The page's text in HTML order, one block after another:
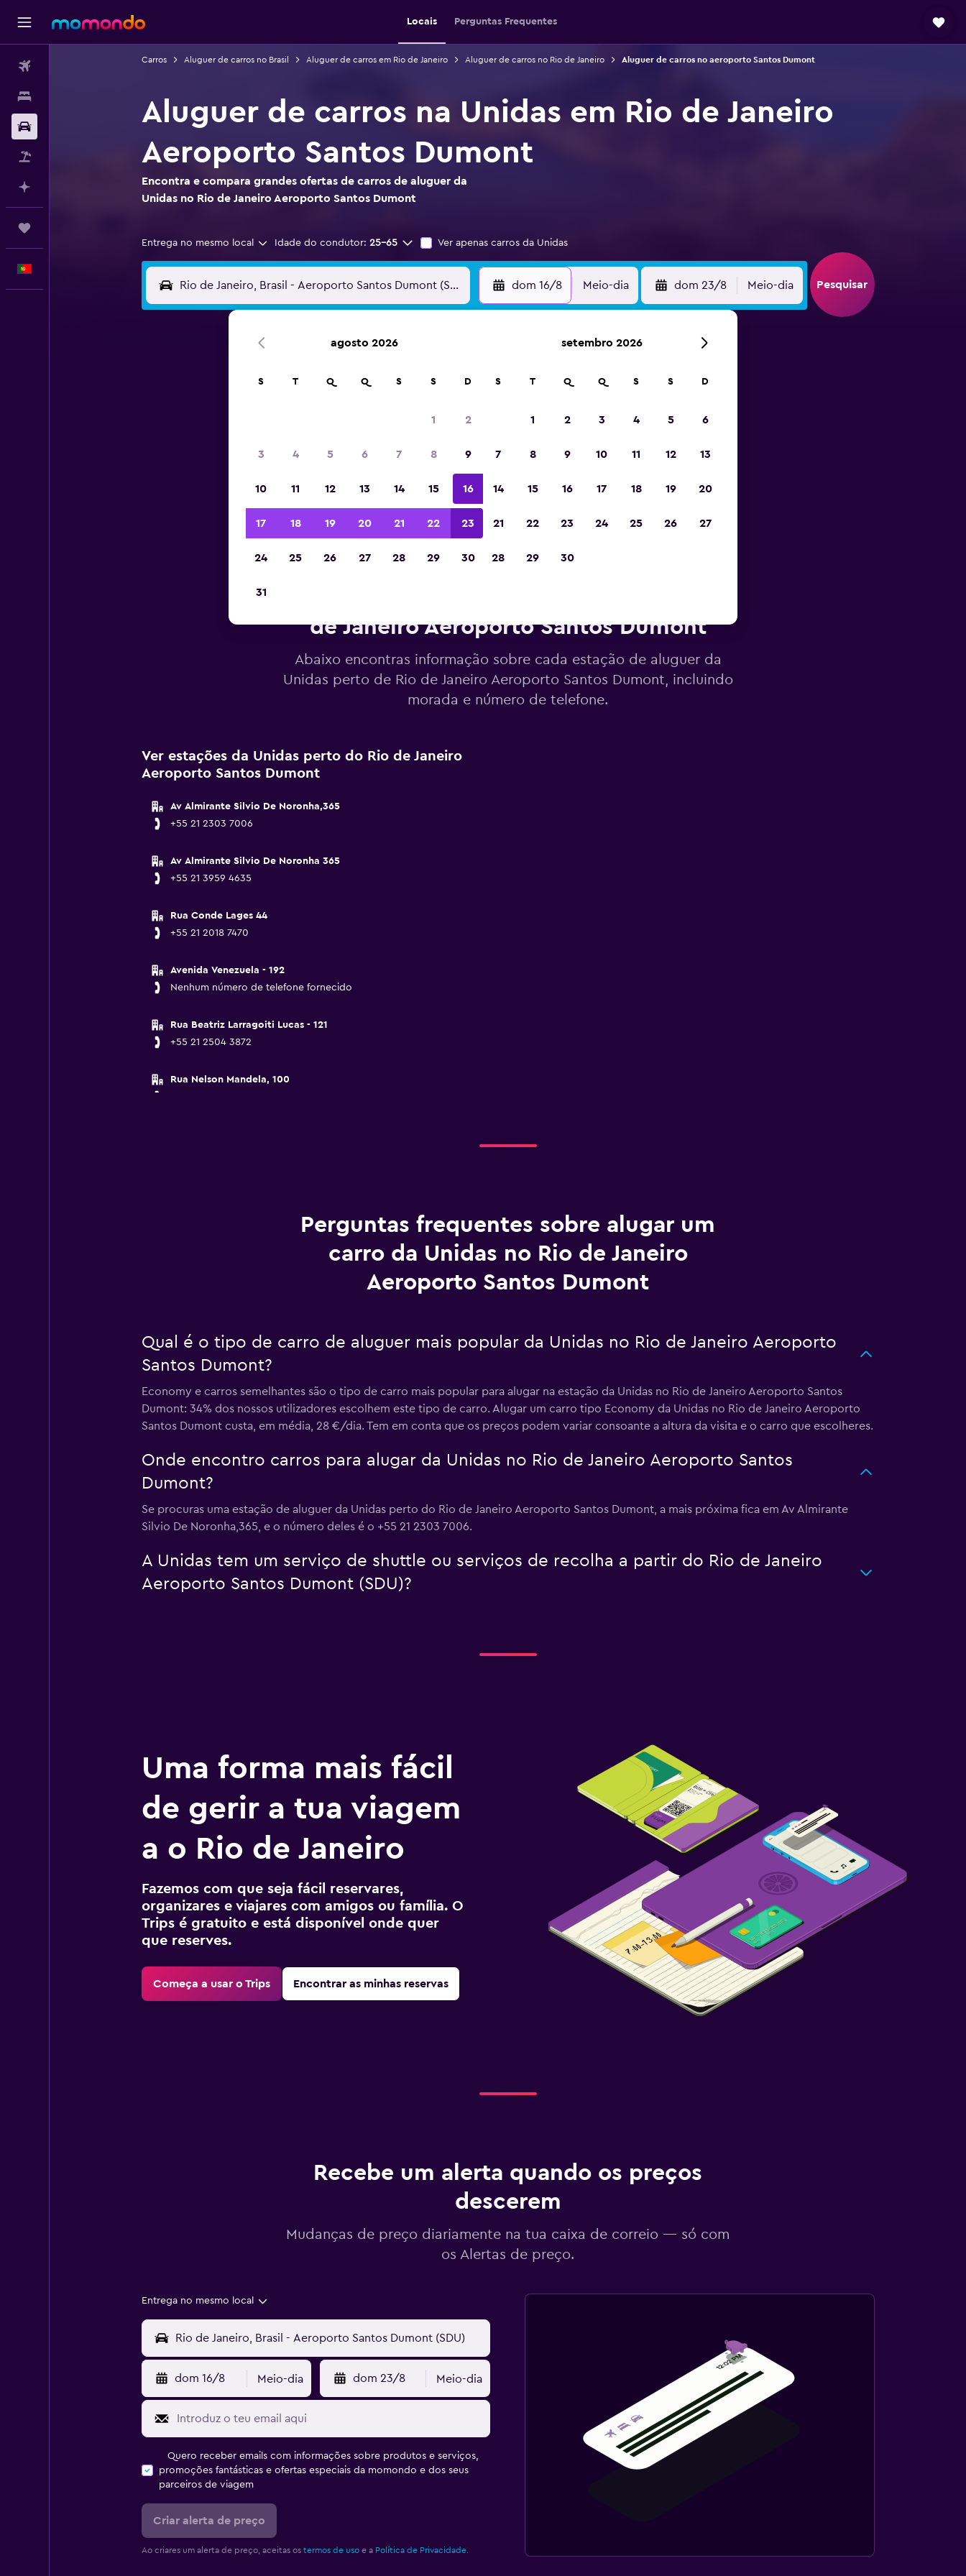
Locais Perguntas Frequentes
Carros Aluguer de carros no Brasil Aluguer de carros em Rio de Janeiro Aluguer de carros no Rio de Janeiro Aluguer de carros no aeroporto Santos Dumont
Aluguer de carros na Unidas em Rio de Janeiro
Aeroporto Santos Dumont
Encontra e compara grandes ofertas de carros de aluguer da
Unidas no Rio de Janeiro Aeroporto Santos Dumont
Entrega no mesmo local Idade do condutor: 25-65 Ver apenas carros da Unidas
dom 16/8 Meio-dia dom 23/8 Meio-dia Pesquisar
de 2023
de Janeiro Aeroporto Santos Dumont
Abaixo encontras informação sobre cada estação de aluguer da
Unidas perto de Rio de Janeiro Aeroporto Santos Dumont, incluindo
morada e número de telefone.
Ver estações da Unidas perto do Rio de Janeiro
Aeroporto Santos Dumont
Av Almirante Silvio De Noronha,365
+55 21 2303 7006
Av Almirante Silvio De Noronha 365
+55 21 3959 4635
Rua Conde Lages 44
+55 21 2018 7470
Avenida Venezuela - 192
Nenhum número de telefone fornecido
Rua Beatriz Larragoiti Lucas - 121
+55 21 2504 3872
Rua Nelson Mandela, 100
Perguntas frequentes sobre alugar um
carro da Unidas no Rio de Janeiro
Aeroporto Santos Dumont
Qual é o tipo de carro de aluguer mais popular da Unidas no Rio de Janeiro Aeroporto
Santos Dumont?
Economy e carros semelhantes são o tipo de carro mais popular para alugar na estação da Unidas no Rio de Janeiro Aeroporto Santos
Dumont: 34% dos nossos utilizadores escolhem este tipo de carro. Alugar um carro tipo Economy da Unidas no Rio de Janeiro Aeroporto
Santos Dumont custa, em média, 28 €/dia. Tem em conta que os preços podem variar consoante a altura da visita e o carro que escolheres.
Onde encontro carros para alugar da Unidas no Rio de Janeiro Aeroporto Santos
Dumont?
Se procuras uma estação de aluguer da Unidas perto do Rio de Janeiro Aeroporto Santos Dumont, a mais próxima fica em Av Almirante
Silvio De Noronha,365, e o número deles é o +55 21 2303 7006.
A Unidas tem um serviço de shuttle ou serviços de recolha a partir do Rio de Janeiro
Aeroporto Santos Dumont (SDU)?
Uma forma mais fácil
de gerir a tua viagem
a o Rio de Janeiro
Fazemos com que seja fácil reservares,
organizares e viajares com amigos ou família. O
Trips é gratuito e está disponível onde quer
que reserves.
Começa a usar o Trips Encontrar as minhas reservas
Recebe um alerta quando os preços
descerem
Mudanças de preço diariamente na tua caixa de correio — só com
os Alertas de preço.
Entrega no mesmo local
dom 16/8 Meio-dia dom 23/8 Meio-dia
Quero receber emails com informações sobre produtos e serviços,
promoções fantásticas e ofertas especiais da momondo e dos seus
parceiros de viagem
Criar alerta de preço
Ao criares um alerta de preço, aceitas os termos de usoe a Política de Privacidade.
agosto 2026
S T Q Q S S D
1 2
3 4 5 6 7 8 9
10 11 12 13 14 15 16
17 18 19 20 21 22 23
24 25 26 27 28 29 30
31
setembro 2026
S T Q Q S S D
1 2 3 4 5 6
7 8 9 10 11 12 13
14 15 16 17 18 19 20
21 22 23 24 25 26 27
28 29 30